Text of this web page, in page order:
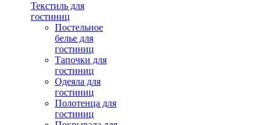
Текстиль для
гостиниц
Постельное
белье для
гостиниц
Тапочки для
гостиниц
Одеяла для
гостиниц
Полотенца для
гостиниц